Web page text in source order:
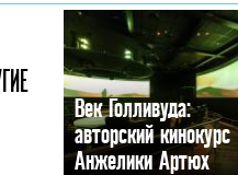
Век Голливуда:
авторский кинокурс
Анжелики Артюх